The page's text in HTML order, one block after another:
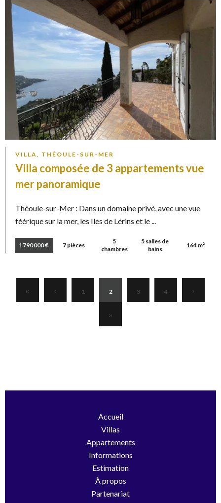
VILLA, THÉOULE-SUR-MER
Villa composée de 3 appartements vue
mer panoramique
Théoule-sur-Mer : Dans un domaine privé, avec une vue
féérique sur la mer, les Iles de Lérins et le ...
1 790 000 € 7 pièces
5
chambres
5 salles de
bains
164 m²
1 2 3 4
Accueil
Villas
Appartements
Informations
Estimation
À propos
Partenariat